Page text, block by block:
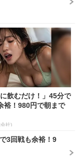
に飲むだけ！」45分で
裕！980円で朝まで
社)
3回戦も余裕！9